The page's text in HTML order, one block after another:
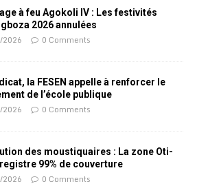
à feu Agokoli IV : Les festivités
2026 annulées
2026 0 Comments
la FESEN appelle à renforcer le
de l’école publique
2026 0 Comments
des moustiquaires : La zone Oti-
99% de couverture
2026 0 Comments